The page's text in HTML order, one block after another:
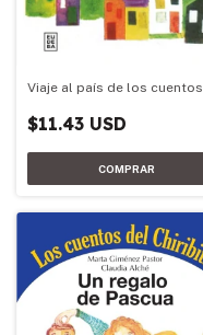
Viaje al país de los cuentos
$11.43 USD